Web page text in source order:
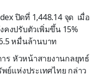
ปิดที่ 1,448.14 จุด เมื่อ
คงปรับตัวเพิ่มขึ้น15%
หมื่นล้านบาท
าร หัวหน้าสายงานกลยุทธ์
ย์แห่งประเทศไทย กล่าว